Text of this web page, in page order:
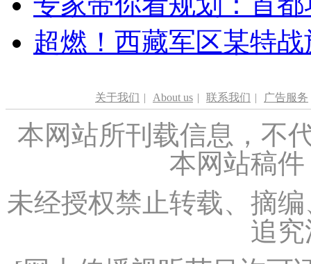
超燃！西藏军区某特
关于我们 | About us | 联系我们 | 广告服务
本网站所刊载信息，不
本网站稿
未经授权禁止转载、摘
追